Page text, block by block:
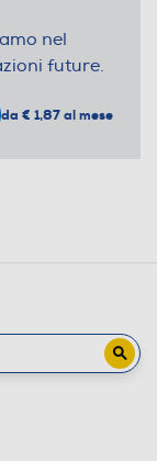
nel
future.
da € 1,87 al mese